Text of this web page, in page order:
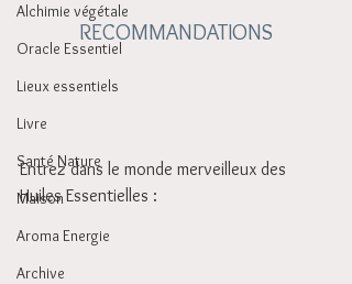
Alchimie végétale
Oracle Essentiel
Lieux essentiels
Livre
Santé Nature
Maison
Aroma Energie
Archive
RECOMMANDATIONS
Entrez dans le monde merveilleux des
Huiles Essentielles :